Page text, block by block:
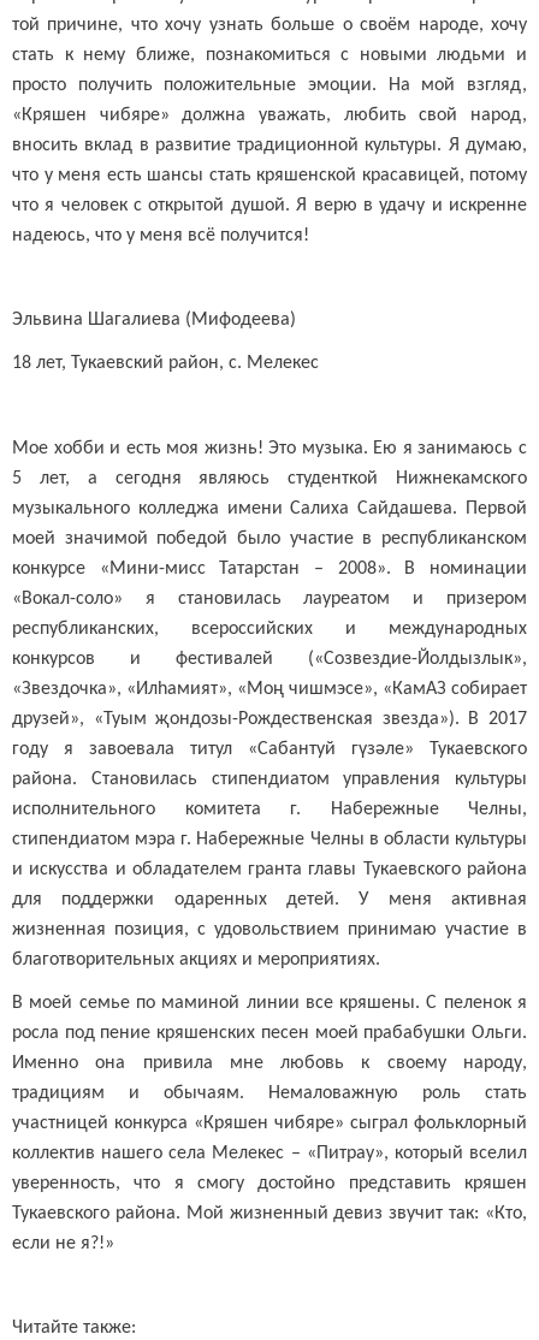
той причине, что хочу узнать больше о своём народе, хочу
стать к нему ближе, познакомиться с новыми людьми и
просто получить положительные эмоции. На мой взгляд,
«Кряшен чибяре» должна уважать, любить свой народ,
вносить вклад в развитие традиционной культуры. Я думаю,
что у меня есть шансы стать кряшенской красавицей, потому
что я человек с открытой душой. Я верю в удачу и искренне
надеюсь, что у меня всё получится!
Эльвина Шагалиева (Мифодеева)
18 лет, Тукаевский район, с. Мелекес
Мое хобби и есть моя жизнь! Это музыка. Ею я занимаюсь с
5 лет, а сегодня являюсь студенткой Нижнекамского
музыкального колледжа имени Салиха Сайдашева. Первой
моей значимой победой было участие в республиканском
конкурсе «Мини-мисс Татарстан – 2008». В номинации
«Вокал-соло» я становилась лауреатом и призером
республиканских, всероссийских и международных
конкурсов и фестивалей («Созвездие-Йолдызлык»,
«Звездочка», «Илhамият», «Моң чишмэсе», «КамАЗ собирает
друзей», «Туым җондозы-Рождественская звезда»). В 2017
году я завоевала титул «Сабантуй гүзәле» Тукаевского
района. Становилась стипендиатом управления культуры
исполнительного комитета г. Набережные Челны,
стипендиатом мэра г. Набережные Челны в области культуры
и искусства и обладателем гранта главы Тукаевского района
для поддержки одаренных детей. У меня активная
жизненная позиция, с удовольствием принимаю участие в
благотворительных акциях и мероприятиях.
В моей семье по маминой линии все кряшены. С пеленок я
росла под пение кряшенских песен моей прабабушки Ольги.
Именно она привила мне любовь к своему народу,
традициям и обычаям. Немаловажную роль стать
участницей конкурса «Кряшен чибяре» сыграл фольклорный
коллектив нашего села Мелекес – «Питрау», который вселил
уверенность, что я смогу достойно представить кряшен
Тукаевского района. Мой жизненный девиз звучит так: «Кто,
если не я?!»
Читайте также: